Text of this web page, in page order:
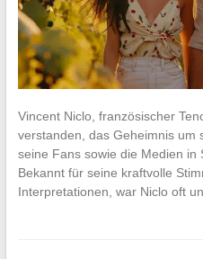
Vincent Niclo, französischer
verstanden, das Geheimnis um
seine Fans sowie die Medien in
Bekannt für seine kraftvolle
Interpretationen, war Niclo oft